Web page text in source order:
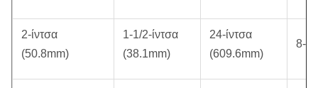
2-ίντσα
(50.8mm)
1-1/2-ίντσα
(38.1mm)
24-ίντσα
(609.6mm)
8-